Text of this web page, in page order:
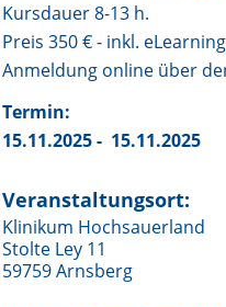
Stellenmarkt
Kongresskalender
Kursdauer 8-13 h.
Preis 350 € - inkl.
Anmeldung online über
Termin:
15.11.2025 - 15.11.2025
Veranstaltungsort:
Klinikum Hochsauerland
Stolte Ley 11
59759 Arnsberg